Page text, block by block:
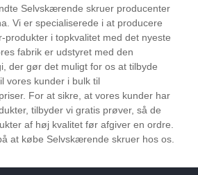
og forskellige globale
Selvskærende skruer producenter
Vi er specialiserede i at producere
produkter i topkvalitet med det nyeste
fabrik er udstyret med den
der gør det muligt for os at tilbyde
vores kunder i bulk til
For at sikre, at vores kunder har
tilbyder vi gratis prøver, så de
af høj kvalitet før afgiver en ordre.
at købe Selvskærende skruer hos os.